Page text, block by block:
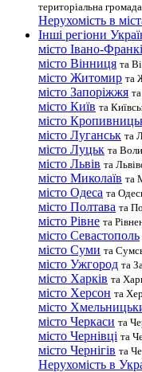
територіальна громада
Нерухомість в
Інші регіони
місто Івано-
місто Вінниця та
місто Житомир та
місто Запоріжжя
місто Київ та
місто
місто Луганськ та
місто Луцьк та
місто Львів та
місто Миколаїв та
місто Одеса та
місто Полтава та
місто Рівне та
місто Севастополь
місто Суми та
місто Ужгород та
місто Харків та
місто Херсон та
місто
місто Черкаси та
місто Чернівці та
місто Чернігів та
Нерухомість в